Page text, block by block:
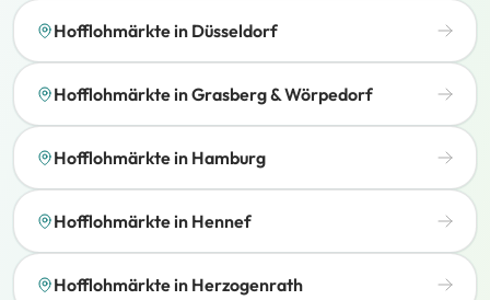
Hofflohmärkte in Düsseldorf
Hofflohmärkte in Grasberg & Wörpedorf
Hofflohmärkte in Hamburg
Hofflohmärkte in Hennef
Hofflohmärkte in Herzogenrath